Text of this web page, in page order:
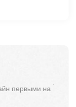
первыми на